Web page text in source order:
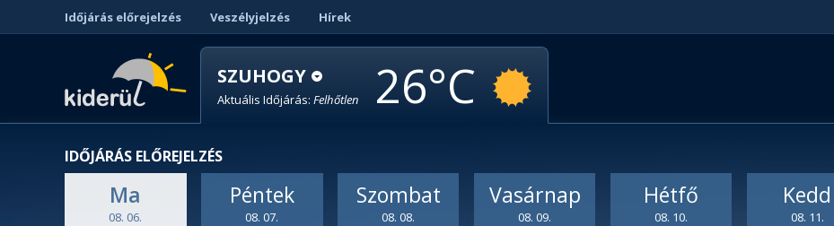
Időjárás előrejelzés Veszélyjelzés Hírek
SZUHOGY
Aktuális Időjárás: Felhőtlen 26
IDŐJÁRÁS ELŐREJELZÉS
Ma
08. 06.
Péntek
08. 07.
Szombat
08. 08.
Vasárnap
08. 09.
Hétfő
08. 10.
Kedd
08. 11.